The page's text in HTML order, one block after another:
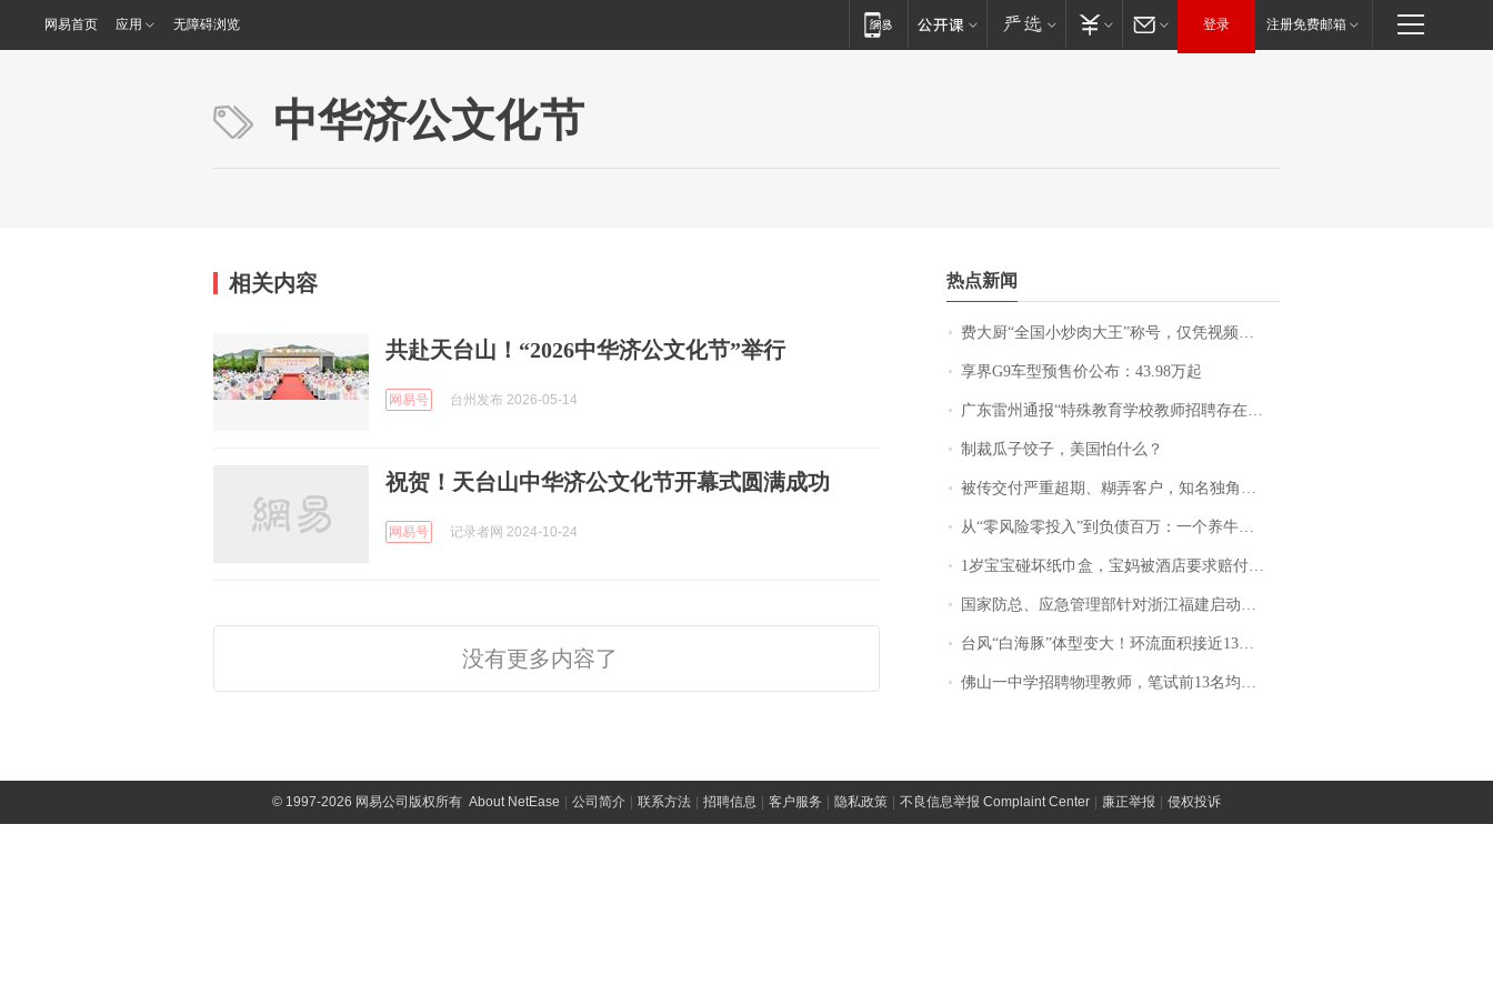
网易首页 应用 无障碍浏览 登录 注册免费邮箱
中华济公文化节
相关内容
共赴天台山！“2026中华济公文化节”举行
网易号 台州发布 2026-05-14
祝贺！天台山中华济公文化节开幕式圆满成功
网易号 记录者网 2024-10-24
没有更多内容了
热点新闻
费大厨“全国小炒肉大王”称号，仅凭视频评出？中国烹饪协会回应
享界G9车型预售价公布：43.98万起
广东雷州通报“特殊教育学校教师招聘存在违规行为”：已启动问责程序 副校长被停职
制裁瓜子饺子，美国怕什么？
被传交付严重超期、糊弄客户，知名独角兽车企创始人回应：都没证据，将依法采取措施，“本人长期与美国交管局保持沟通，对方表示肯定”
从“零风险零投入”到负债百万：一个养牛项目崩盘后，谁该为农户的贷款买单丨红星调查
1岁宝宝碰坏纸巾盒，宝妈被酒店要求赔付924元！三亚一酒店回复：骨瓷定制！网友一查价格，吵翻了
国家防总、应急管理部针对浙江福建启动防汛防台风四级应急响应
台风“白海豚”体型变大！环流面积接近13个浙江那么大
佛山一中学招聘物理教师，笔试前13名均遭淘汰？教育局：已叫停招聘，成立调查组全面核查
©1997-2026 网易公司版权所有 About NetEase 公司简介 联系方法 招聘信息 客户服务 隐私政策 不良信息举报 Complaint Center 廉正举报 侵权投诉